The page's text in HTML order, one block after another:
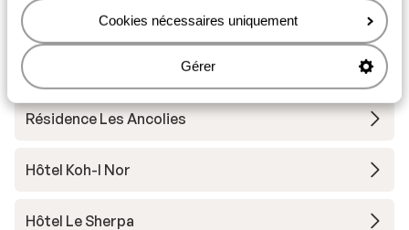
Cookies nécessaires uniquement
Gérer
Autres hébergements - Val Thorens
Résidence Les Ancolies
Hôtel Koh-I Nor
Hôtel Le Sherpa